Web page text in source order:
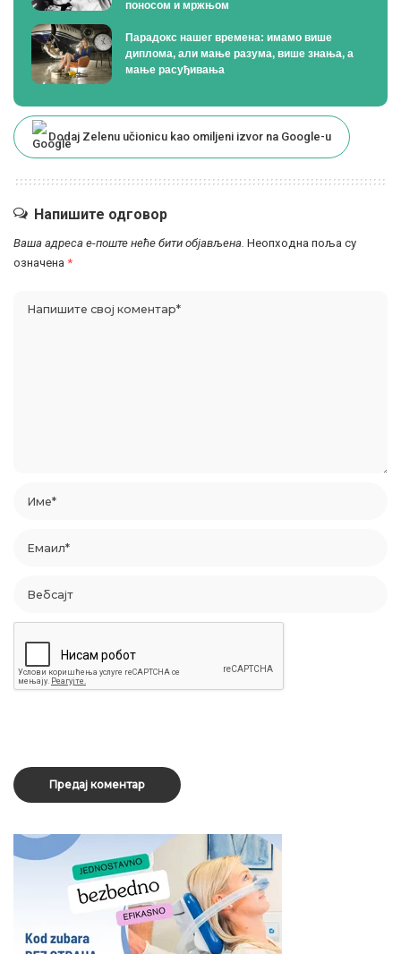
поносом и мржњом
Парадокс нашег времена: имамо више
диплома, али мање разума, више знања, а
мање расуђивања
Dodaj Zelenu učionicu kao omiljeni izvor na Google-u
Напишите одговор
Ваша адреса е-поште неће бити објављена. Неопходна поља су
означена *